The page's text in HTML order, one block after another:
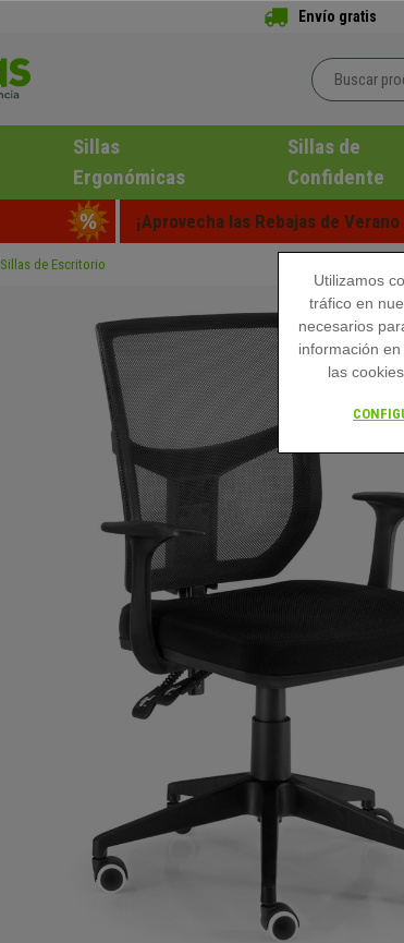
Envío gratis
Sillas
Ergonómicas
Sillas de
Confidente
¡Aprovecha las Rebajas de
Sillas de Escritorio
Utilizamos
tráfico en
necesarios
información en
las